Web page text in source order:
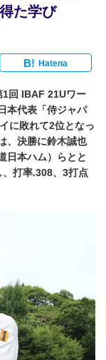
た学び
B! Hatena
1回 IBAF 21Uワー
本代表「侍ジャパ
に敗れて2位となっ
、決勝に鈴木誠也
日本ハム）らとと
、打率.308、3打点